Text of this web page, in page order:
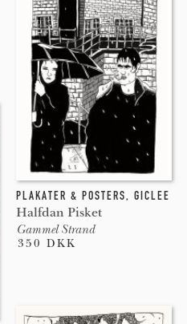
PLAKATER & POSTERS, GICLEE
Halfdan Pisket
Gammel Strand
350 DKK